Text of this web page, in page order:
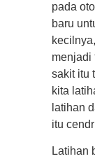
pada
baru
menjadi
sakit itu
kita
latihan
itu
Latihan